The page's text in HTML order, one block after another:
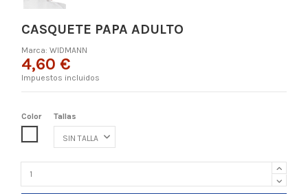
CASQUETE PAPA ADULTO
Marca: WIDMANN
4,60 €
Impuestos incluidos
Color
COLOR ÚNICO
Tallas